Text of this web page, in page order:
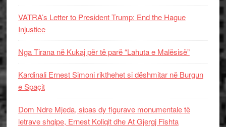
VATRA’s Letter to President Trump: End the Hague
Injustice
Nga Tirana në Kukaj për të parë “Lahuta e Malësisë”
Kardinali Ernest Simoni rikthehet si dëshmitar në Burgun
e Spaçit
Dom Ndre Mjeda, sipas dy figurave monumentale të
letrave shqipe, Ernest Koliqit dhe At Gjergj Fishta